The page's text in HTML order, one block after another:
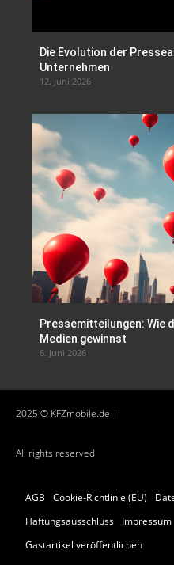
Die Evolution der
Unternehmen
12. Juni 2026
Pressemitteilungen: Wie
Medien gewinnst
6. Juni 2026
2025 © KFZmobile.de |
All rights reserved
AGB Cookie-Richtlinie (EU)
Haftungsausschluss
Impressum
Gastartikel veröffentlichen